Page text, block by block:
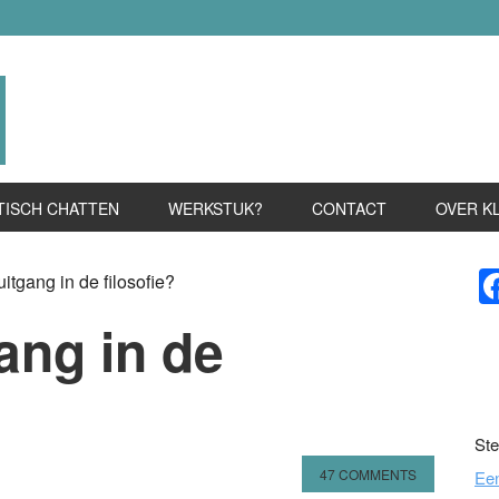
CHATTEN WERKSTUK? CONTACT OVER
in de filosofie?
in de
47 COMMENTS